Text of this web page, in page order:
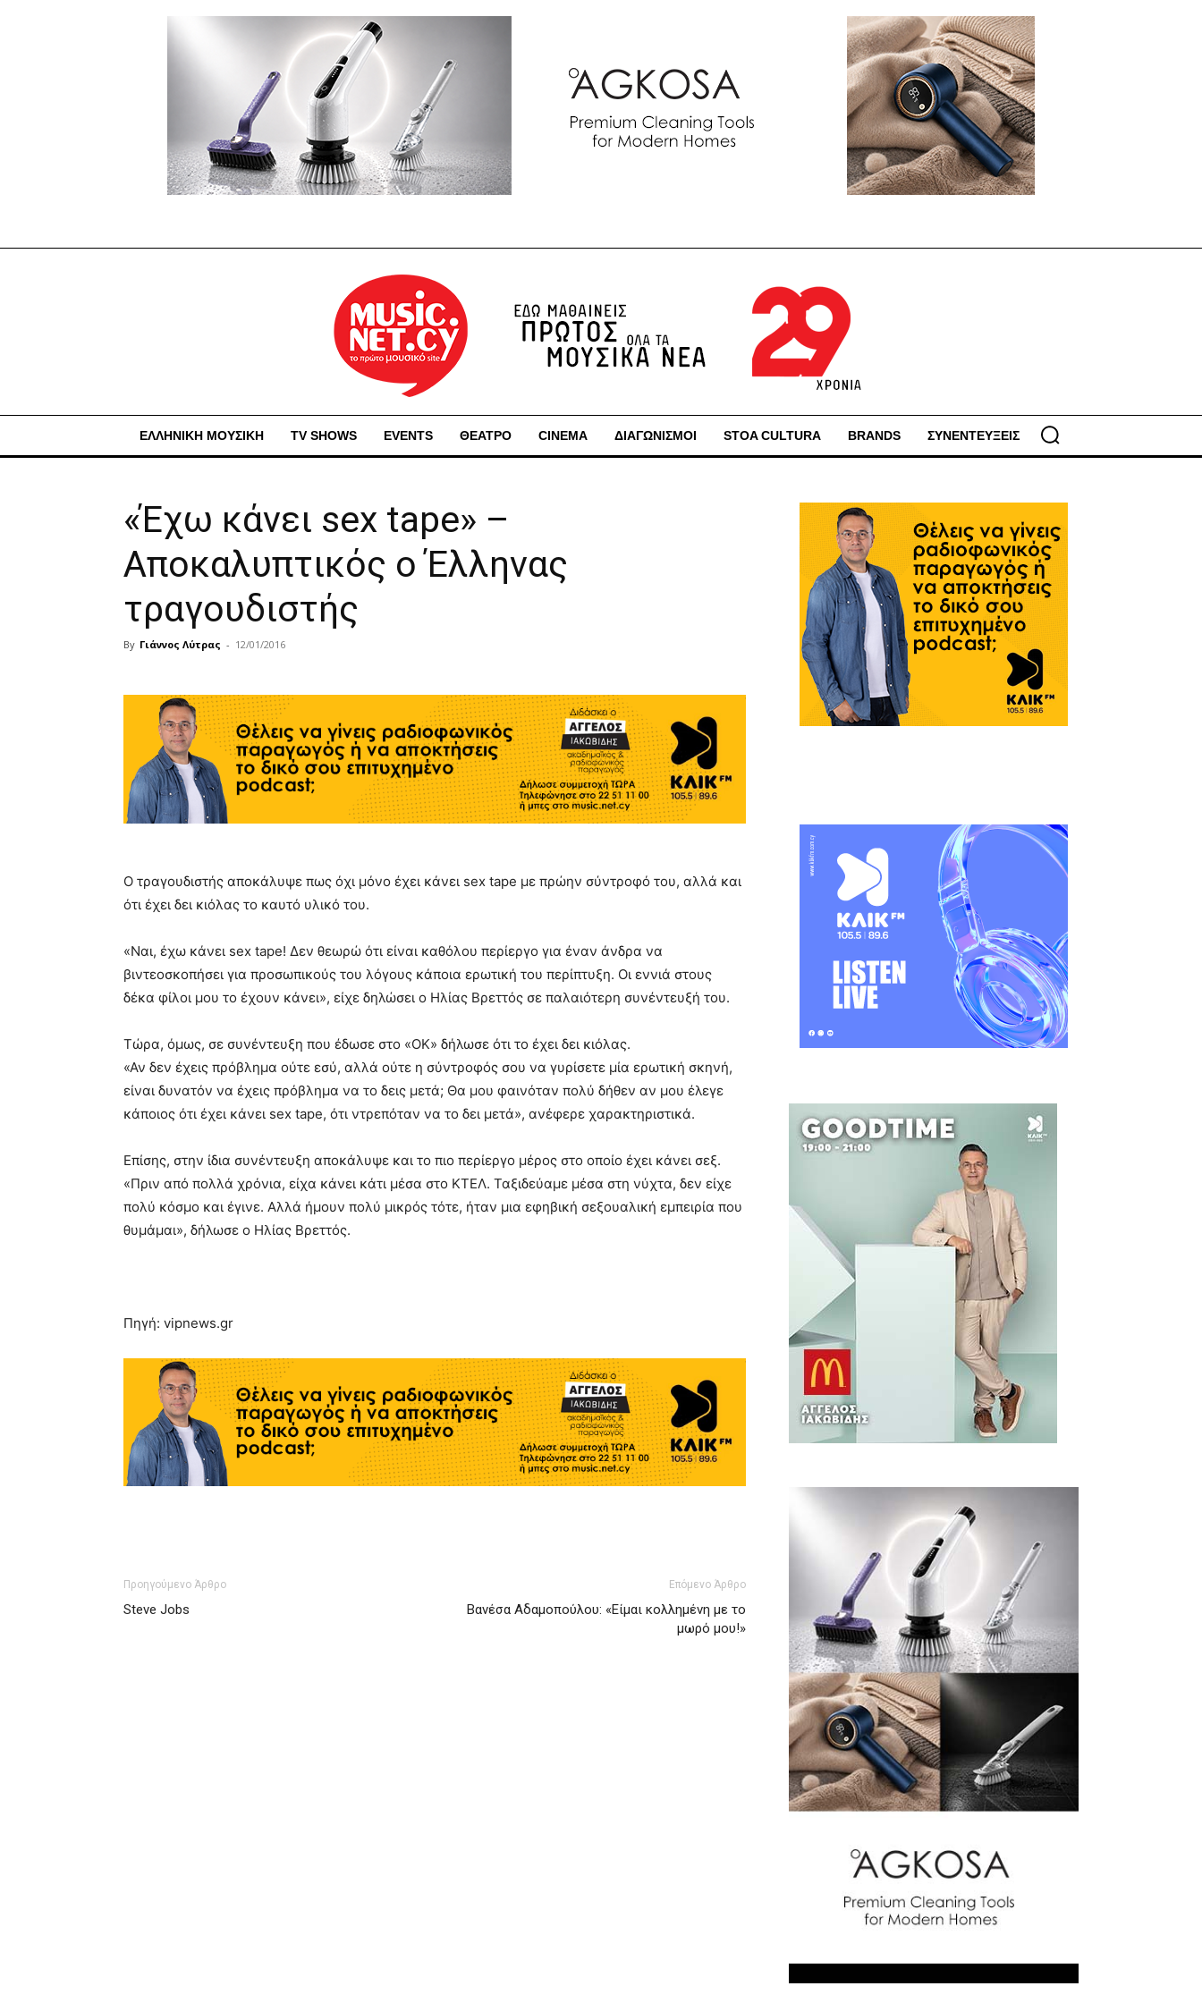
ΕΛΛΗΝΙΚΗ ΜΟΥΣΙΚΗ TV SHOWS EVENTS ΘΕΑΤΡΟ CINEMA ΔΙΑΓΩΝΙΣΜΟΙ STOA CULTURA BRANDS ΣΥΝΕΝΤΕΥΞΕΙΣ
«Έχω κάνει sex tape» –
Αποκαλυπτικός ο Έλληνας
τραγουδιστής
By Γιάννος Λύτρας - 12/01/2016
Ο τραγουδιστής αποκάλυψε πως όχι μόνο έχει κάνει sex tape με πρώην σύντροφό του, αλλά και
ότι έχει δει κιόλας το καυτό υλικό του.
«Ναι, έχω κάνει sex tape! Δεν θεωρώ ότι είναι καθόλου περίεργο για έναν άνδρα να
βιντεοσκοπήσει για προσωπικούς του λόγους κάποια ερωτική του περίπτυξη. Οι εννιά στους
δέκα φίλοι μου το έχουν κάνει», είχε δηλώσει ο Ηλίας Βρεττός σε παλαιότερη συνέντευξή του.
Τώρα, όμως, σε συνέντευξη που έδωσε στο «ΟΚ» δήλωσε ότι το έχει δει κιόλας.
«Αν δεν έχεις πρόβλημα ούτε εσύ, αλλά ούτε η σύντροφός σου να γυρίσετε μία ερωτική σκηνή,
είναι δυνατόν να έχεις πρόβλημα να το δεις μετά; Θα μου φαινόταν πολύ δήθεν αν μου έλεγε
κάποιος ότι έχει κάνει sex tape, ότι ντρεπόταν να το δει μετά», ανέφερε χαρακτηριστικά.
Επίσης, στην ίδια συνέντευξη αποκάλυψε και το πιο περίεργο μέρος στο οποίο έχει κάνει σεξ.
«Πριν από πολλά χρόνια, είχα κάνει κάτι μέσα στο ΚΤΕΛ. Ταξιδεύαμε μέσα στη νύχτα, δεν είχε
πολύ κόσμο και έγινε. Αλλά ήμουν πολύ μικρός τότε, ήταν μια εφηβική σεξουαλική εμπειρία που
θυμάμαι», δήλωσε ο Ηλίας Βρεττός.
Πηγή: vipnews.gr
Προηγούμενο Άρθρο
Steve Jobs
Επόμενο Άρθρο
Βανέσα Αδαμοπούλου: «Είμαι κολλημένη με το
μωρό μου!»